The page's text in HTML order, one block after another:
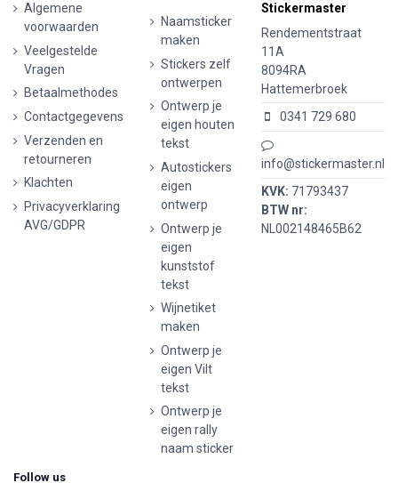
Algemene
voorwaarden
Veelgestelde
Vragen
Betaalmethodes
Contactgegevens
Verzenden en
retourneren
Klachten
Privacyverklaring
AVG/GDPR
Naamsticker
maken
Stickers zelf
ontwerpen
Ontwerp je
eigen houten
tekst
Autostickers
eigen
ontwerp
Ontwerp je
eigen
kunststof
tekst
Wijnetiket
maken
Ontwerp je
eigen Vilt
tekst
Ontwerp je
eigen rally
naam sticker
Stickermaster
Rendementstraat
11A
8094RA
Hattemerbroek
0341 729 680
info@stickermaster.nl
KVK: 71793437
BTW nr:
NL002148465B62
Follow us